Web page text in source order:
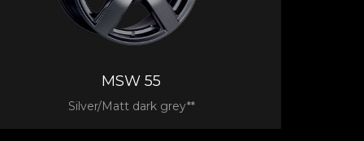
MSW 55
Silver/Matt dark grey**